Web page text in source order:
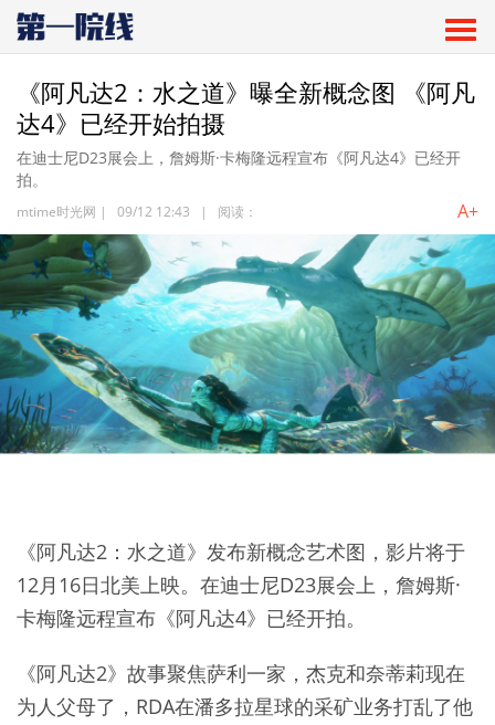
《阿凡达2：水之道》曝全新概念图 《阿凡
达4》已经开始拍摄
在迪士尼D23展会上，詹姆斯·卡梅隆远程宣布《阿凡达4》已经开
拍。
mtime时光网 | 09/12 12:43 | 阅读： A+
《阿凡达2：水之道》发布新概念艺术图，影片将于
12月16日北美上映。在迪士尼D23展会上，詹姆斯·
卡梅隆远程宣布《阿凡达4》已经开拍。
《阿凡达2》故事聚焦萨利一家，杰克和奈蒂莉现在
为人父母了，RDA在潘多拉星球的采矿业务打乱了他